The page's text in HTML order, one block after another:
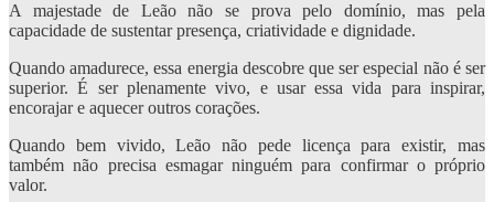
A majestade de Leão não se prova pelo domínio, mas pela
capacidade de sustentar presença, criatividade e dignidade.
Quando amadurece, essa energia descobre que ser especial não é ser
superior. É ser plenamente vivo, e usar essa vida para inspirar,
encorajar e aquecer outros corações.
Quando bem vivido, Leão não pede licença para existir, mas
também não precisa esmagar ninguém para confirmar o próprio
valor.